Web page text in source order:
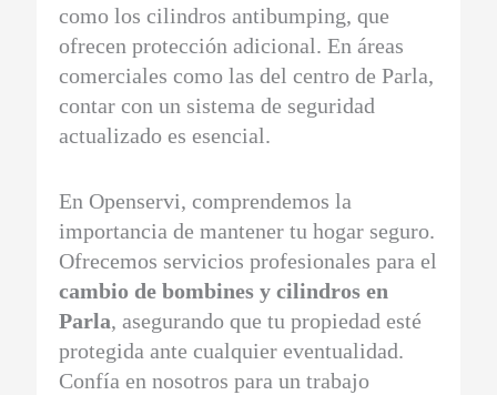
como los cilindros antibumping, que
ofrecen protección adicional. En áreas
comerciales como las del centro de Parla,
contar con un sistema de seguridad
actualizado es esencial.
En Openservi, comprendemos la
importancia de mantener tu hogar seguro.
Ofrecemos servicios profesionales para el
cambio de bombines y cilindros en
Parla, asegurando que tu propiedad esté
protegida ante cualquier eventualidad.
Confía en nosotros para un trabajo